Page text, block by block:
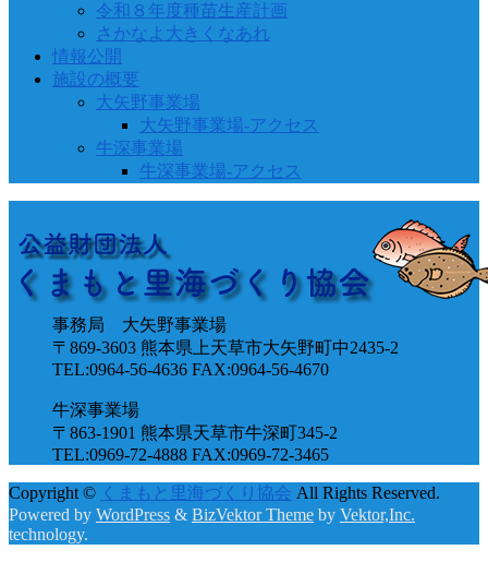
令和８年度種苗生産計画
さかなよ大きくなあれ
情報公開
施設の概要
大矢野事業場
大矢野事業場-アクセス
牛深事業場
牛深事業場-アクセス
事務局 大矢野事業場
〒869-3603 熊本県上天草市大矢野町中2435-2
TEL:0964-56-4636 FAX:0964-56-4670
牛深事業場
〒863-1901 熊本県天草市牛深町345-2
TEL:0969-72-4888 FAX:0969-72-3465
Copyright © くまもと里海づくり協会 All Rights Reserved.
Powered by WordPress & BizVektor Theme by Vektor,Inc.
technology.